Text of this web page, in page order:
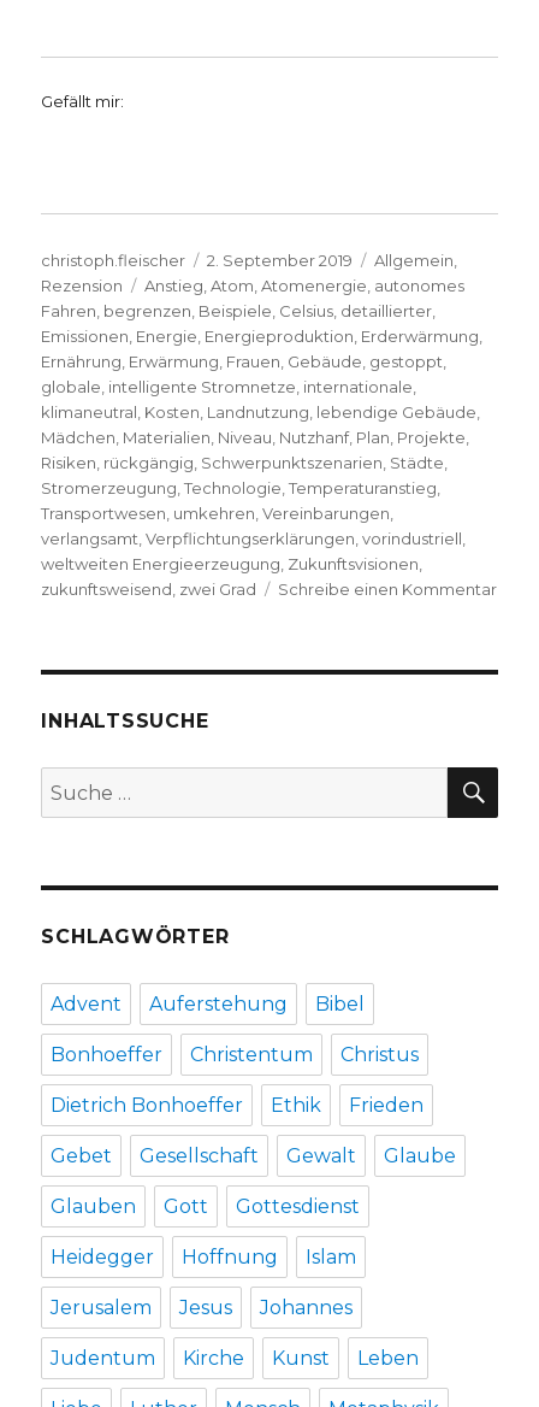
Gefällt mir:
Autor
christoph.fleischer
Veröffentlicht
am
2. September 2019 Kategorien
Allgemein
Rezension
Schlagwörter
Anstieg ,Atom ,Atomenergie autonomes
Fahren begrenzen Beispiele Celsius detaillierter
Emissionen Energie Energieproduktion Erderwärmung
Ernährung Erwärmung Frauen Gebäude gestoppt
globale intelligente Stromnetze internationale
klimaneutral Kosten Landnutzung lebendige Gebäude
Mädchen Materialien Niveau Nutzhanf, Plan Projekte
Risiken rückgängig Schwerpunktszenarien Städte
Stromerzeugung ,Technologie ,Temperaturanstieg
Transportwesen umkehren ,Vereinbarungen
verlangsamt ,Verpflichtungserklärungen ,vorindustriell
weltweiten Energieerzeugung Zukunftsvisionen
zukunftsweisend zwei Grad Schreibe einen Kommentarzu
2019
INHALTSSUCHE
Suche
nach:
SCHLAGWÖRTER
Advent Auferstehung Bibel
Bonhoeffer Christentum Christus
Dietrich Bonhoeffer Ethik Frieden
Gebet Gesellschaft Gewalt Glaube
Glauben Gott Gottesdienst
Heidegger Hoffnung Islam
Jerusalem Jesus Johannes
Judentum Kirche Kunst Leben